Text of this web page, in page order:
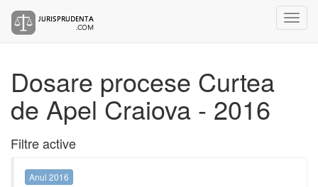
Dosare procese Curtea
de Apel Craiova - 2016
Filtre active
Anul 2016